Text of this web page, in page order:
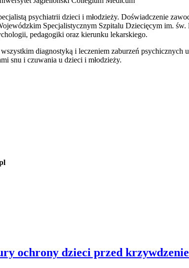
psy­chia­trii dzie­ci i mło­dzie­ży. Doświadczenie
Specjalistycznym Szpitalu Dziecięcym im.
peda­go­gi­ki oraz kie­run­ku lekarskiego.
dia­gno­sty­ką i lecze­niem zabu­rzeń
snu i czu­wa­nia u dzie­ci i młodzieży.
ochrony dzieci przed